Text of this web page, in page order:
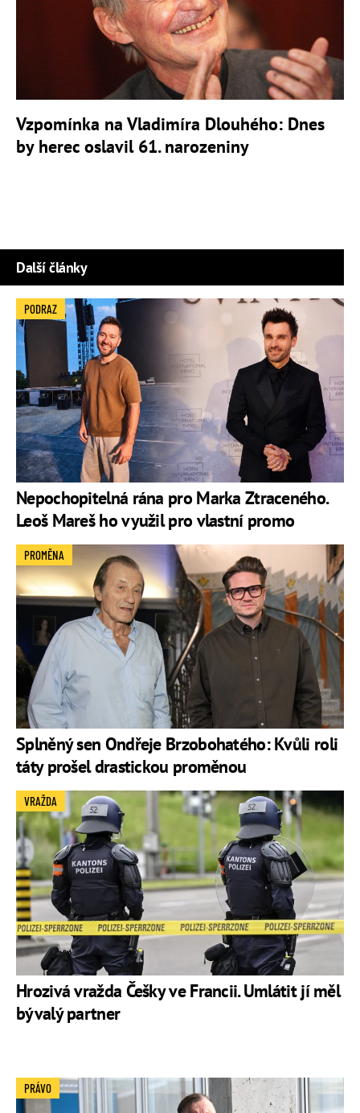
Vzpomínka na Vladimíra Dlouhého: Dnes
by herec oslavil 61. narozeniny
Další články
Nepochopitelná rána pro Marka Ztraceného.
Leoš Mareš ho využil pro vlastní promo
PODRAZ
Splněný sen Ondřeje Brzobohatého: Kvůli roli
táty prošel drastickou proměnou
PROMĚNA
Hrozivá vražda Češky ve Francii. Umlátit jí měl
bývalý partner
VRAŽDA
PRÁVO